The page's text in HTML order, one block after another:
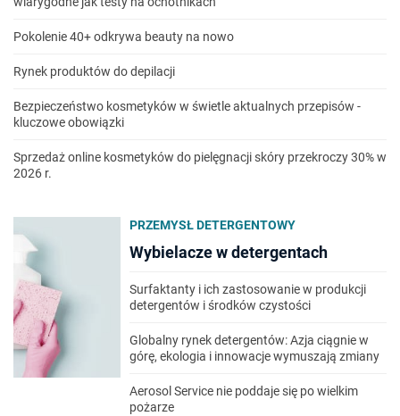
Pokolenie 40+ odkrywa beauty na nowo
Rynek produktów do depilacji
Bezpieczeństwo kosmetyków w świetle aktualnych przepisów -
kluczowe obowiązki
Sprzedaż online kosmetyków do pielęgnacji skóry przekroczy 30% w
2026 r.
PRZEMYSŁ DETERGENTOWY
Wybielacze w detergentach
Surfaktanty i ich zastosowanie w produkcji
detergentów i środków czystości
Globalny rynek detergentów: Azja ciągnie w
górę, ekologia i innowacje wymuszają zmiany
Aerosol Service nie poddaje się po wielkim
pożarze